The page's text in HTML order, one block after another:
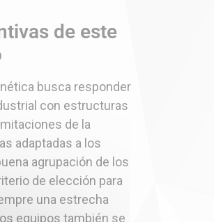
de este
busca responder
con estructuras
de la
adaptadas a los
agrupación de los
de elección para
una estrecha
equipos también se